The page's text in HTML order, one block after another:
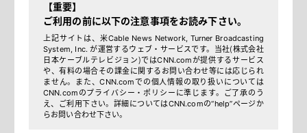
【重要】
ご利用の前に以下の注意事項をお読み下さい。
上記サイトは、米Cable News Network, Turner Broadcasting
System, Inc. が運営するウェブ・サービスです。当社（株式会社
日本ケーブルテレビジョン）ではCNN.comが提供するサービス
や、有料の場合その課金に関するお問い合わせ等には応じられ
ません。また、CNN.comでの個人情報の取り扱いについては
CNN.comのプライバシー・ポリシーに準じます。ご了承のう
え、ご利用下さい。詳細についてはCNN.comの“help”ページか
らお問い合わせ下さい。